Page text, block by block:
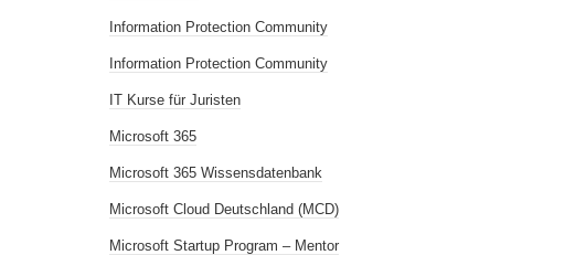
Information Protection Community
Information Protection Community
IT Kurse für Juristen
Microsoft 365
Microsoft 365 Wissensdatenbank
Microsoft Cloud Deutschland (MCD)
Microsoft Startup Program – Mentor